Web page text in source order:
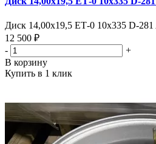
Диск 14,00х19,5 ЕТ-0 10х335 D-
12 500 ₽
-
+
В корзину
Купить в 1 клик